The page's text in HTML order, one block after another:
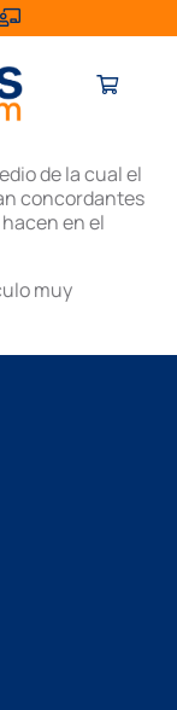
de la cual el
concordantes
en el
muy